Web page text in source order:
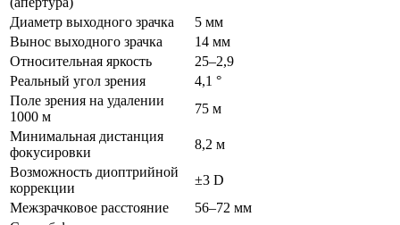
Диаметр выходного зрачка
5 мм
Вынос выходного зрачка
14 мм
Относительная яркость
25–2,9
Реальный угол зрения
4,1 °
Поле зрения на удалении
1000 м
75 м
Минимальная дистанция
фокусировки
8,2 м
Возможность диоптрийной
коррекции
±3 D
Межзрачковое расстояние
56–72 мм